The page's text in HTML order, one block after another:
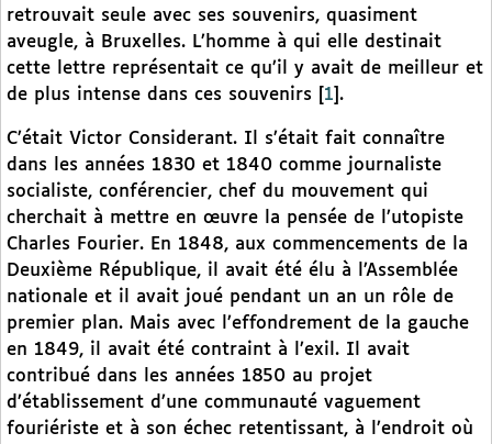
retrouvait seule avec ses souvenirs, quasiment
aveugle, à Bruxelles. L’homme à qui elle destinait
cette lettre représentait ce qu’il y avait de meilleur et
de plus intense dans ces souvenirs
1 .
C’était Victor Considerant. Il s’était fait connaître
dans les années 1830 et 1840 comme journaliste
socialiste, conférencier, chef du mouvement qui
cherchait à mettre en œuvre la pensée de l’utopiste
Charles Fourier. En 1848, aux commencements de la
Deuxième République, il avait été élu à l’Assemblée
nationale et il avait joué pendant un an un rôle de
premier plan. Mais avec l’effondrement de la gauche
en 1849, il avait été contraint à l’exil. Il avait
contribué dans les années 1850 au projet
d’établissement d’une communauté vaguement
fouriériste et à son échec retentissant, à l’endroit où